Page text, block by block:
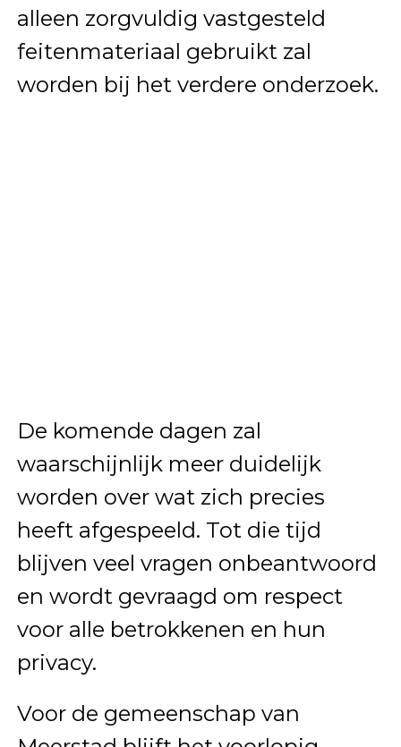
alleen zorgvuldig vastgesteld
feitenmateriaal gebruikt zal
worden bij het verdere onderzoek.
De komende dagen zal
waarschijnlijk meer duidelijk
worden over wat zich precies
heeft afgespeeld. Tot die tijd
blijven veel vragen onbeantwoord
en wordt gevraagd om respect
voor alle betrokkenen en hun
privacy.
Voor de gemeenschap van